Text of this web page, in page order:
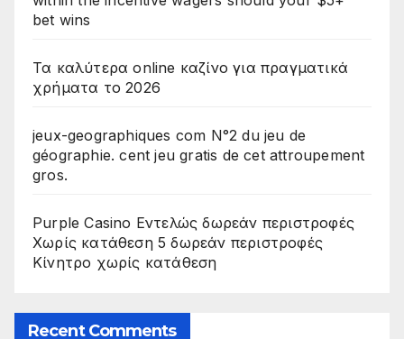
bet wins
Τα καλύτερα online καζίνο για πραγματικά
χρήματα το 2026
jeux-geographiques com N°2 du jeu de
géographie. cent jeu gratis de cet attroupement
gros.
Purple Casino Εντελώς δωρεάν περιστροφές
Χωρίς κατάθεση 5 δωρεάν περιστροφές
Κίνητρο χωρίς κατάθεση
Recent Comments